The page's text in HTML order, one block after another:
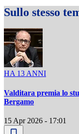
Sullo stesso
HA 13 ANNI
Valditara premia lo
Bergamo
15 Apr 2026 - 17:01